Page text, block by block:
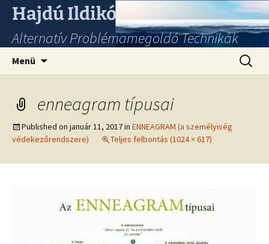
Hajdú Ildikó
Alternatív Problémamegoldó Technikák
Menü
enneagram típusai
Published on január 11, 2017in ENNEAGRAM (a személyiség
védekezőrendszere)
Teljes felbontás (1024 × 617)